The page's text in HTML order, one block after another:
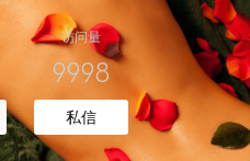
访问量
9998
私信